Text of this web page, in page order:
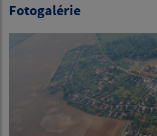
Fotogalérie